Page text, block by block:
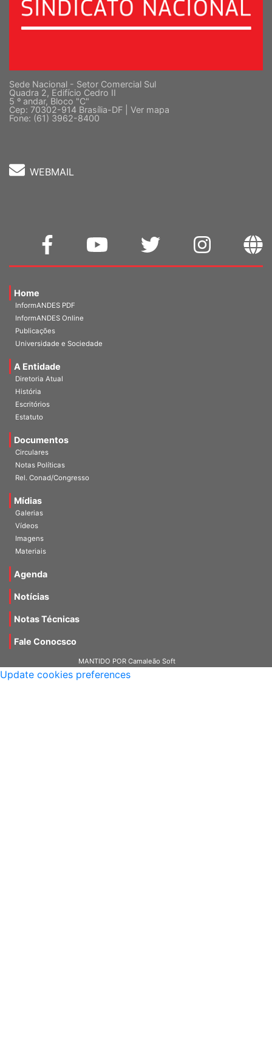
Sede Nacional - Setor Comercial Sul
Quadra 2, Edifício Cedro II
5 º andar, Bloco "C"
Cep: 70302-914 Brasília-DF | Ver mapa
Fone: (61) 3962-8400
WEBMAIL
Home
InformANDES PDF
InformANDES Online
Publicações
Universidade e Sociedade
A Entidade
Diretoria Atual
História
Escritórios
Estatuto
Documentos
Circulares
Notas Políticas
Rel. Conad/Congresso
Mídias
Galerias
Vídeos
Imagens
Materiais
Agenda
Notícias
Notas Técnicas
Fale Conocsco
MANTIDO POR Camaleão Soft
Update cookies preferences